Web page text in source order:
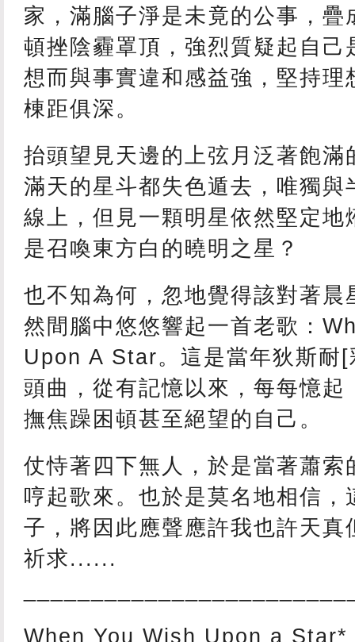
家，滿腦子淨是未竟的公事，疊
頓挫陰霾罩頂，強烈質疑起自己
想而與事實違和感益強，堅持理
棟距俱深。
抬頭望見天邊的上弦月泛著飽滿
滿天的星斗都失色遁去，唯獨與
線上，但見一顆明星依然堅定地
是召喚東方白的曉明之星？
也不知為何，忽地覺得該對著晨
然間腦中悠悠響起一首老歌：
Upon A Star。這是當年狄斯耐
頭曲，從有記憶以來，每每憶起
撫焦躁困頓甚至絕望的自己。
仗恃著四下無人，於是當著蕭索
哼起歌來。也於是莫名地相信，
子，將因此應聲應許我也許天真
祈求......
When You Wish Upon a Star*